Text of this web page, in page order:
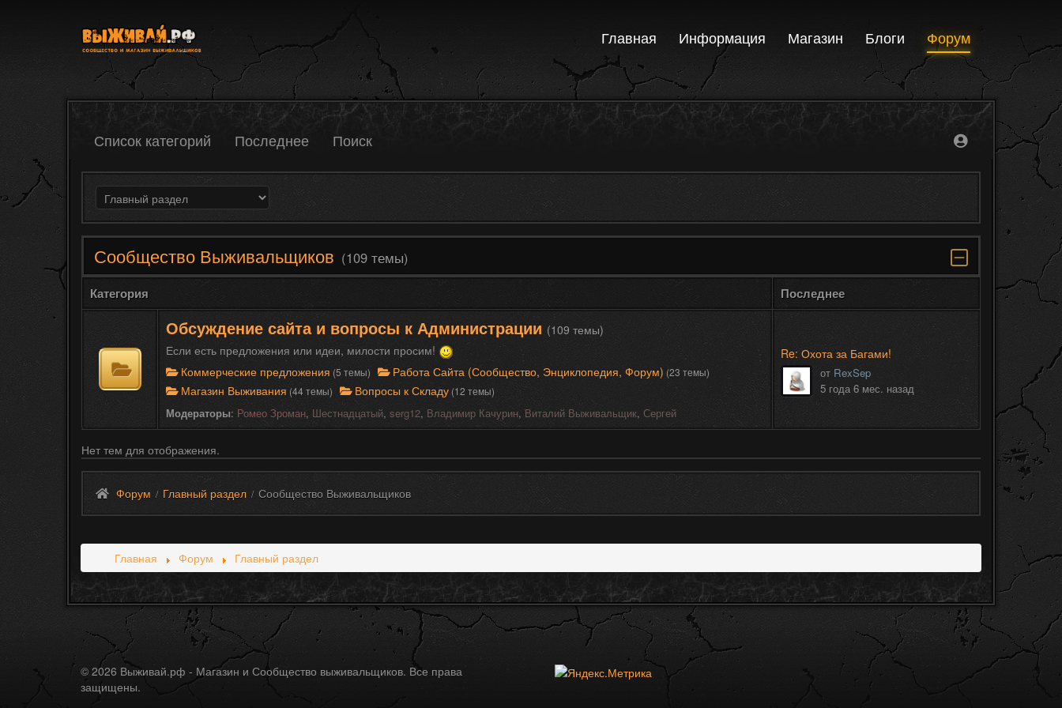
Главная Информация Магазин Блоги Форум
Список категорий Последнее Поиск
Сообщество Выживальщиков (109 темы)
Категория Последнее
Обсуждение сайта и вопросы к Администрации (109 темы)
Если есть предложения или идеи, милости просим!
Коммерческие предложения (5 темы) Работа Сайта (Сообщество, Энциклопедия, Форум) (23 темы)
Магазин Выживания (44 темы) Вопросы к Складу (12 темы)
Модераторы: Ромео Зроман, Шестнадцатый, serg12, Владимир Качурин, Виталий Выживальщик, Сергей
Re: Охота за Багами!
от RexSep
5 года 6 мес. назад
Нет тем для отображения.
Форум / Главный раздел / Сообщество Выживальщиков
Главная Форум Главный раздел
© 2026 Выживай.рф - Магазин и Сообщество выживальщиков. Все права
защищены.